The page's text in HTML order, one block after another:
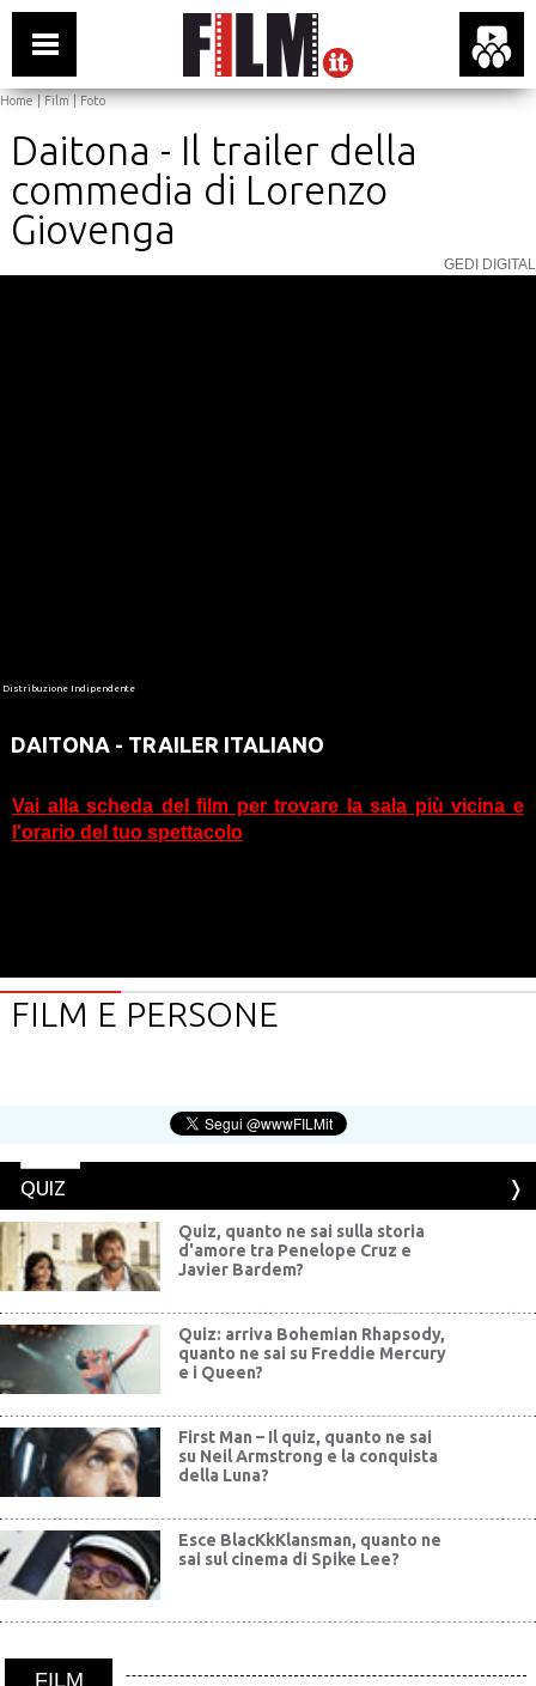
Home|Film|Foto
Daitona - Il trailer della
commedia di Lorenzo
Giovenga
GEDI DIGITAL
Distribuzione Indipendente
DAITONA - TRAILER ITALIANO
Vai alla scheda del film per trovare la sala più vicina e
l'orario del tuo spettacolo
FILM E PERSONE
QUIZ
Quiz, quanto ne sai sulla storia
d'amore tra Penelope Cruz e
Javier Bardem?
Quiz: arriva Bohemian Rhapsody,
quanto ne sai su Freddie Mercury
e i Queen?
First Man – Il quiz, quanto ne sai
su Neil Armstrong e la conquista
della Luna?
Esce BlacKkKlansman, quanto ne
sai sul cinema di Spike Lee?